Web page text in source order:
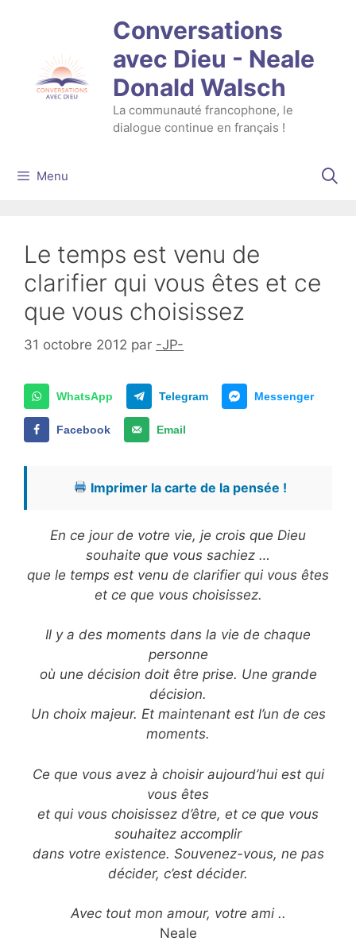
Conversations
avec Dieu - Neale
Donald Walsch
La communauté francophone, le
dialogue continue en français !
Menu
Le temps est venu de
clarifier qui vous êtes et ce
que vous choisissez
31 octobre 2012 par -JP-
WhatsApp Telegram Messenger
Facebook Email
Imprimer la carte de la pensée !
En ce jour de votre vie, je crois que Dieu
souhaite que vous sachiez …
que le temps est venu de clarifier qui vous êtes
et ce que vous choisissez.
Il y a des moments dans la vie de chaque
personne
où une décision doit être prise. Une grande
décision.
Un choix majeur. Et maintenant est l’un de ces
moments.
Ce que vous avez à choisir aujourd’hui est qui
vous êtes
et qui vous choisissez d’être, et ce que vous
souhaitez accomplir
dans votre existence. Souvenez-vous, ne pas
décider, c’est décider.
Avec tout mon amour, votre ami ..
Neale